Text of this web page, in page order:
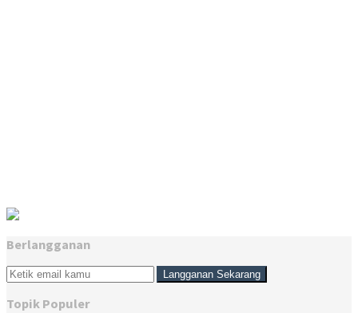
Berlangganan
Topik Populer